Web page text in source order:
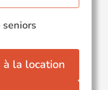
à la location